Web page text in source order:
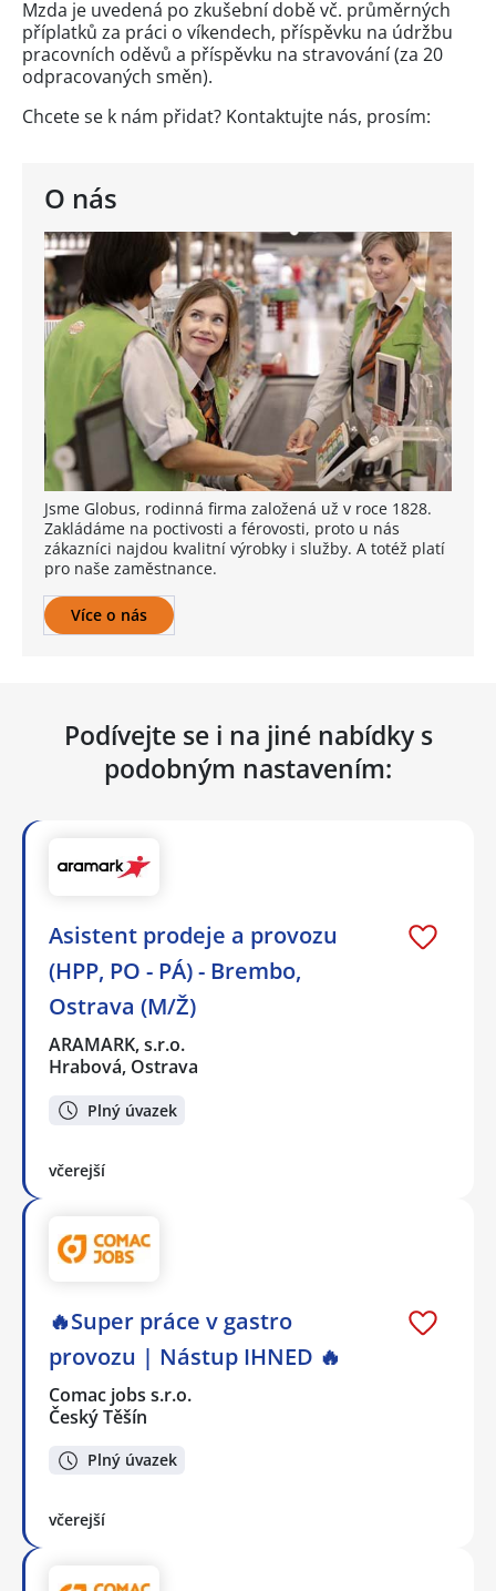
O nás
Jsme Globus, rodinná firma založená už v roce 1828.
Zakládáme na poctivosti a férovosti, proto u nás
zákazníci najdou kvalitní výrobky i služby. A totéž platí
pro naše zaměstnance.
Více o nás
Mzda je uvedená po zkušební době vč. průměrných
příplatků za práci o víkendech, příspěvku na údržbu
pracovních oděvů a příspěvku na stravování (za 20
odpracovaných směn).
Chcete se k nám přidat? Kontaktujte nás, prosím:
Podívejte se i na jiné nabídky s
podobným nastavením:
Asistent prodeje a provozu
(HPP, PO - PÁ) - Brembo,
Ostrava (M/Ž)
ARAMARK, s.r.o.
Hrabová, Ostrava
Plný úvazek
včerejší
🔥Super práce v gastro
provozu | Nástup IHNED 🔥
Comac jobs s.r.o.
Český Těšín
Plný úvazek
včerejší